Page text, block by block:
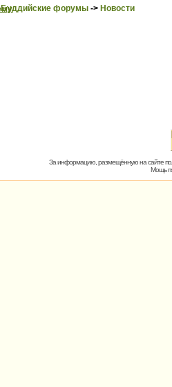
Буддийские форумы -> Новости
За информацию, размещённую на сайте
Мощь